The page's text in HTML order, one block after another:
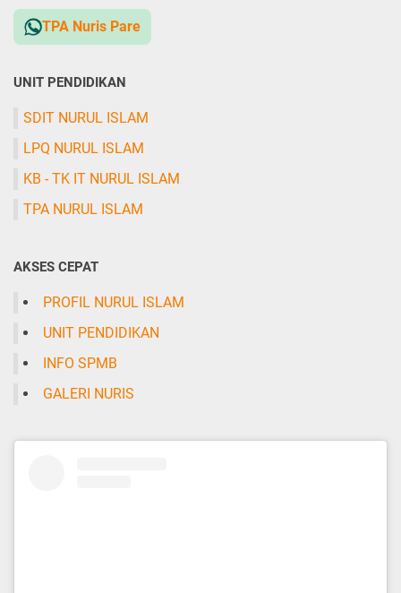
TPA Nuris Pare
UNIT PENDIDIKAN
SDIT NURUL ISLAM
LPQ NURUL ISLAM
KB - TK IT NURUL ISLAM
TPA NURUL ISLAM
AKSES CEPAT
PROFIL NURUL ISLAM
UNIT PENDIDIKAN
INFO SPMB
GALERI NURIS